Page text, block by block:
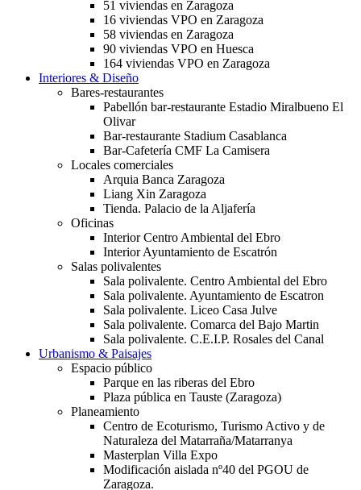
51 viviendas en Zaragoza
16 viviendas VPO en Zaragoza
58 viviendas en Zaragoza
90 viviendas VPO en Huesca
164 viviendas VPO en Zaragoza
Interiores & Diseño
Bares-restaurantes
Pabellón bar-restaurante Estadio Miralbueno El
Olivar
Bar-restaurante Stadium Casablanca
Bar-Cafetería CMF La Camisera
Locales comerciales
Arquia Banca Zaragoza
Liang Xin Zaragoza
Tienda. Palacio de la Aljafería
Oficinas
Interior Centro Ambiental del Ebro
Interior Ayuntamiento de Escatrón
Salas polivalentes
Sala polivalente. Centro Ambiental del Ebro
Sala polivalente. Ayuntamiento de Escatron
Sala polivalente. Liceo Casa Julve
Sala polivalente. Comarca del Bajo Martin
Sala polivalente. C.E.I.P. Rosales del Canal
Urbanismo & Paisajes
Espacio público
Parque en las riberas del Ebro
Plaza pública en Tauste (Zaragoza)
Planeamiento
Centro de Ecoturismo, Turismo Activo y de
Naturaleza del Matarraña/Matarranya
Masterplan Villa Expo
Modificación aislada nº40 del PGOU de
Zaragoza.